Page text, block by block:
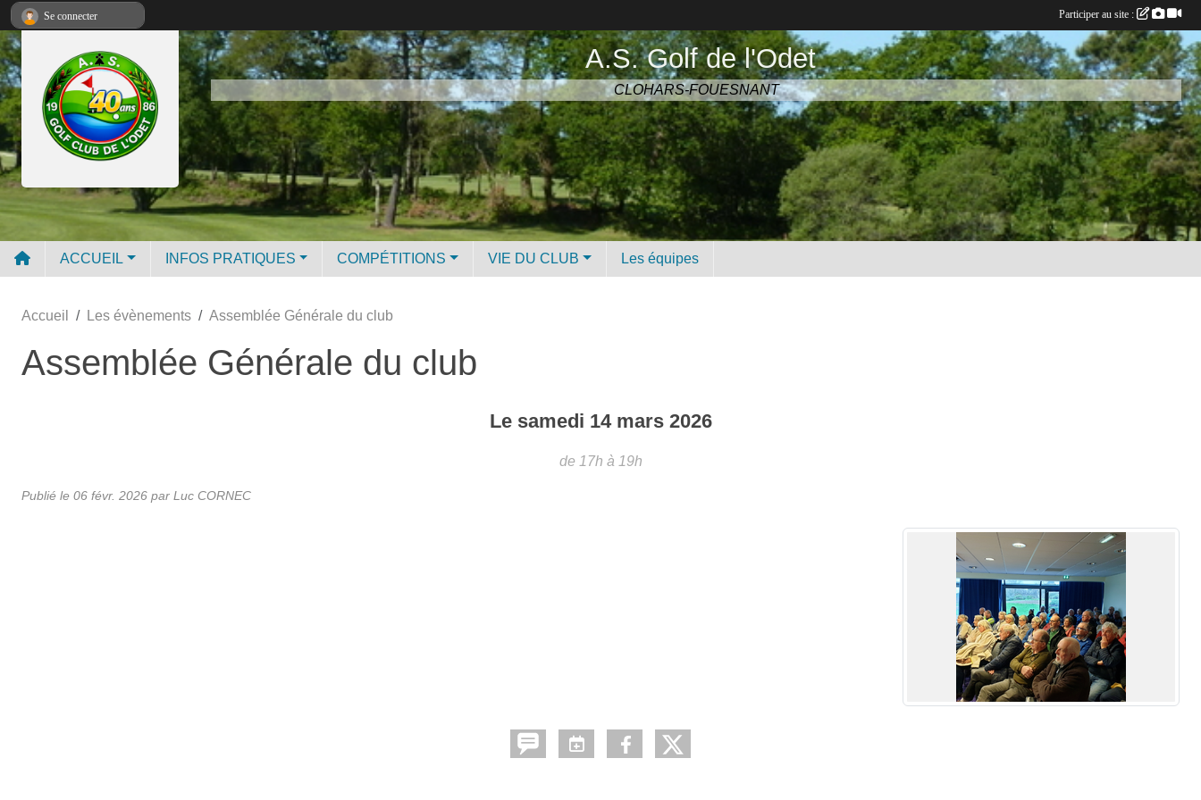
A.S. Golf de l'Odet
CLOHARS-FOUESNANT
ACCUEIL INFOS PRATIQUES COMPÉTITIONS VIE DU CLUB Les équipes
Accueil Les évènements Assemblée Générale du club
Assemblée Générale du club
Le samedi 14 mars 2026
de 17h à 19h
Publié le 06 févr. 2026 par Luc CORNEC
Se connecter Participer au site :
Panneau de gestion des cookies